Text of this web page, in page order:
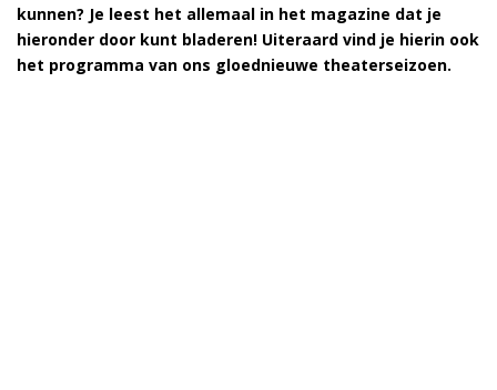
kunnen? Je leest het allemaal in het magazine dat je
hieronder door kunt bladeren! Uiteraard vind je hierin ook
het programma van ons gloednieuwe theaterseizoen.